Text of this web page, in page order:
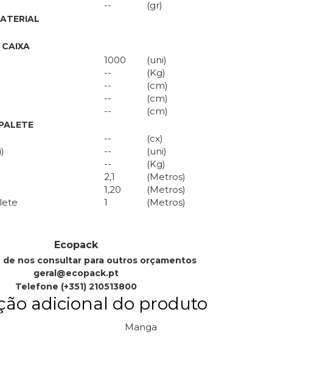
-- (gr)
CAIXA
1000
(uni)
--
(Kg)
--
(cm)
--
(cm)
-- (cm)
--
(cx)
--
(uni)
--
(Kg)
2,1
(Metros)
1,20 (Metros)
1 (Metros)
Ecopack
de nos consultar para outros orçamentos
geral@ecopack.pt
Telefone (+351) 210513800
adicional do produto
Manga